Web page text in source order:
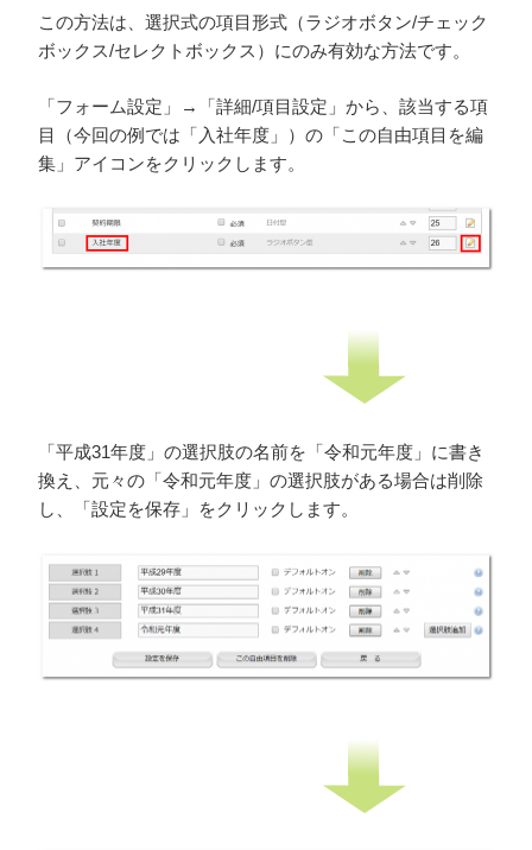
この方法は、選択式の項目形式（ラジオボタン/チェック
ボックス/セレクトボックス）にのみ有効な方法です。
「フォーム設定」→「詳細/項目設定」から、該当する項
目（今回の例では「入社年度」）の「この自由項目を編
集」アイコンをクリックします。
「平成31年度」の選択肢の名前を「令和元年度」に書き
換え、元々の「令和元年度」の選択肢がある場合は削除
し、「設定を保存」をクリックします。